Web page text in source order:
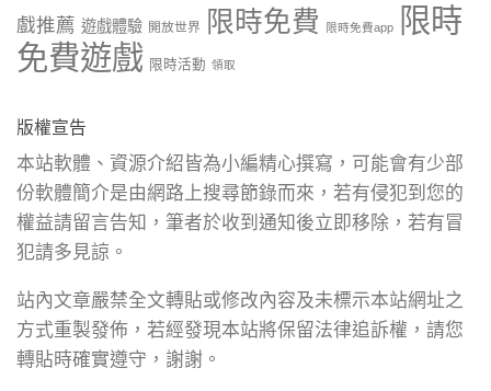
戲推薦 遊戲體驗 開放世界 限時免費 限時免費app
限時
免費遊戲 限時活動 領取
版權宣告
本站軟體、資源介紹皆為小編精心撰寫，可能會有少部
份軟體簡介是由網路上搜尋節錄而來，若有侵犯到您的
權益請留言告知，筆者於收到通知後立即移除，若有冒
犯請多見諒。
站內文章嚴禁全文轉貼或修改內容及未標示本站網址之
方式重製發佈，若經發現本站將保留法律追訴權，請您
轉貼時確實遵守，謝謝。